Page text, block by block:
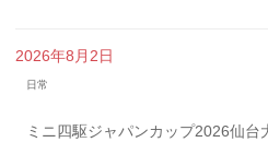
2026年8月2日
日常
ミニ四駆ジャパンカップ2026仙台